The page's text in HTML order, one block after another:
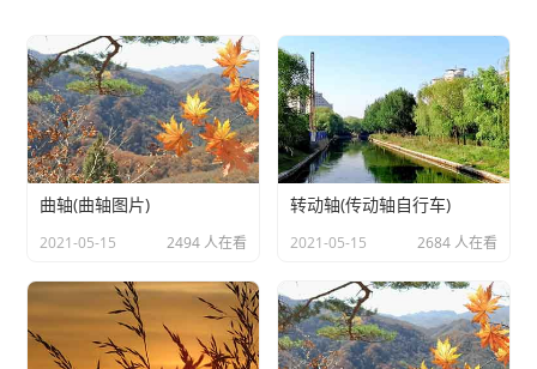
曲轴(曲轴图片)
2021-05-15 2494 人在看
转动轴(传动轴自行车)
2021-05-15 2684 人在看